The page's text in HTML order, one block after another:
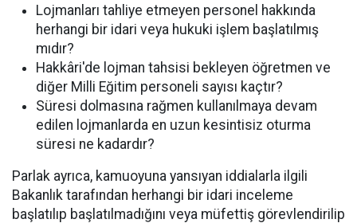
Lojmanları tahliye etmeyen personel hakkında
herhangi bir idari veya hukuki işlem başlatılmış
mıdır?
Hakkâri'de lojman tahsisi bekleyen öğretmen ve
diğer Milli Eğitim personeli sayısı kaçtır?
Süresi dolmasına rağmen kullanılmaya devam
edilen lojmanlarda en uzun kesintisiz oturma
süresi ne kadardır?
Parlak ayrıca, kamuoyuna yansıyan iddialarla ilgili
Bakanlık tarafından herhangi bir idari inceleme
başlatılıp başlatılmadığını veya müfettiş görevlendirilip